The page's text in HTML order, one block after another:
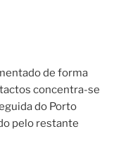
de forma
concentra-se
do Porto
pelo restante